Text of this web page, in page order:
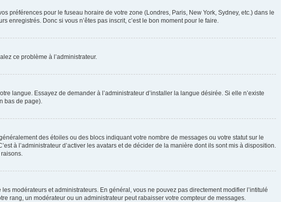
préférences pour le fuseau horaire de votre zone (Londres, Paris, New York, Sydney, etc.) dans le
enregistrés. Donc si vous n’êtes pas inscrit, c’est le bon moment pour le faire.
ce problème à l’administrateur.
langue. Essayez de demander à l’administrateur d’installer la langue désirée. Si elle n’existe
bas de page).
des étoiles ou des blocs indiquant votre nombre de messages ou votre statut sur le
à l’administrateur d’activer les avatars et de décider de la manière dont ils sont mis à disposition.
modérateurs et administrateurs. En général, vous ne pouvez pas directement modifier l’intitulé
rang, un modérateur ou un administrateur peut rabaisser votre compteur de messages.